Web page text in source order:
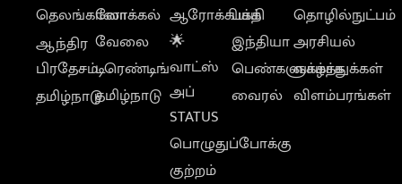
தெலங்கானா
ஆந்திர
பிரதேசம்
தமிழ்நாடு
லோக்கல்
வேலை
டிரெண்டிங்
தமிழ்நாடு
ஆரோக்கியம்
🌟
வாட்ஸ்
அப்
STATUS
பொழுதுப்போக்கு
குற்றம்
பக்தி
இந்தியா
பெண்களுக்காக
வைரல்
தொழில்நுட்பம்
அரசியல்
வாழ்த்துக்கள்
விளம்பரங்கள்